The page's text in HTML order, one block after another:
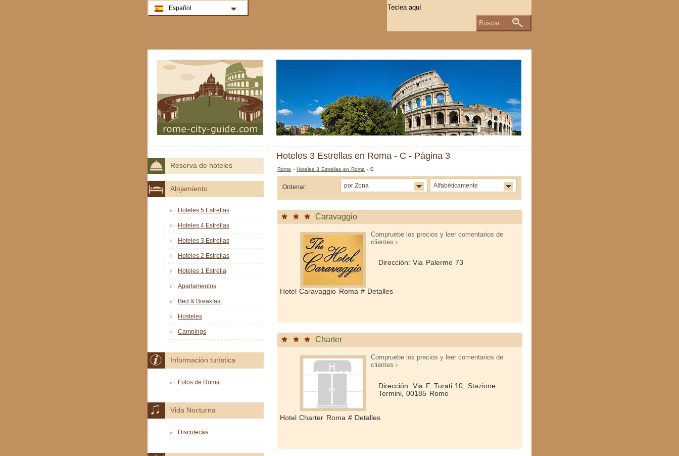
Hoteles 3 Estrellas en Roma - C - Página 3
Roma ›Hoteles 3 Estrellas en Roma › C
Ordenar: por Zona Alfabéticamente
Caravaggio
Compruebe los precios y leer comentarios de
clientes ›
Dirección: Via Palermo 73
Hotel Caravaggio Roma # Detalles
Charter
Compruebe los precios y leer comentarios de
clientes ›
Dirección: Via F. Turati 10, Stazione
Termini, 00185 Rome
Hotel Charter Roma # Detalles
Reserva de hoteles
Alojamiento
Hoteles 5 Estrellas
Hoteles 4 Estrellas
Hoteles 3 Estrellas
Hoteles 2 Estrellas
Hoteles 1 Estrella
Apartamentos
Bed & Breakfast
Hosteles
Campings
Información turística
Fotos de Roma
Vida Nocturna
Discotecas
Español
Buscar